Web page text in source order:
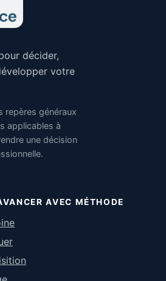
décider,
votre
repères généraux
applicables à
une décision
AVEC MÉTHODE